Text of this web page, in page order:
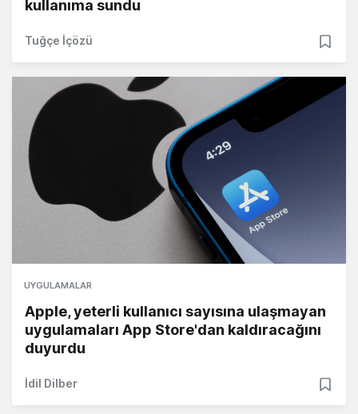
kullanıma sundu
Tuğçe İçözü
UYGULAMALAR
Apple, yeterli kullanıcı sayısına ulaşmayan
uygulamaları App Store'dan kaldıracağını
duyurdu
İdil Dilber